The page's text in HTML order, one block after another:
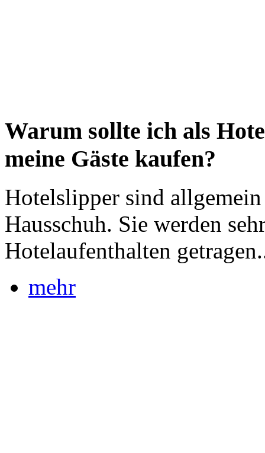
Warum sollte ich als
meine Gäste kaufen?
Hotelslipper sind
Hausschuh. Sie werden
Hotelaufenthalten
mehr